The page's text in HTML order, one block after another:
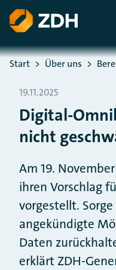
ZUM HAUPTINHALT
ZUR SUCHE SPRINGEN
Sie befinden sich hier:
Start Über uns
19.11.2025
Digital-
nicht
Am 19.
ihren Vorschlag
vorgestellt.
angekündigte
Daten
erklärt ZDH-